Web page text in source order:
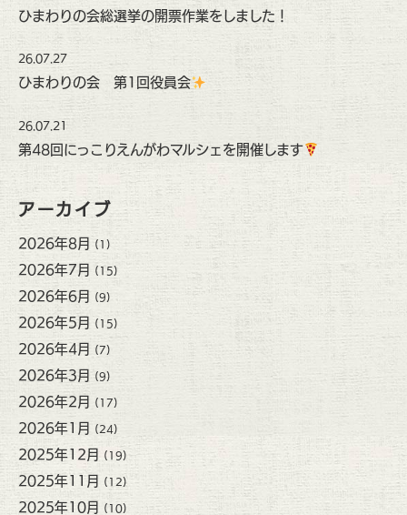
ひまわりの会総選挙の開票作業をしました！
26.07.27
ひまわりの会 第1回役員会
26.07.21
第48回にっこりえんがわマルシェを開催します
アーカイブ
2026年8月 (1)
2026年7月 (15)
2026年6月 (9)
2026年5月 (15)
2026年4月 (7)
2026年3月 (9)
2026年2月 (17)
2026年1月 (24)
2025年12月 (19)
2025年11月 (12)
2025年10月 (10)